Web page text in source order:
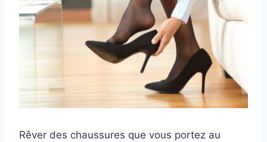
Rêver des chaussures que vous portez au